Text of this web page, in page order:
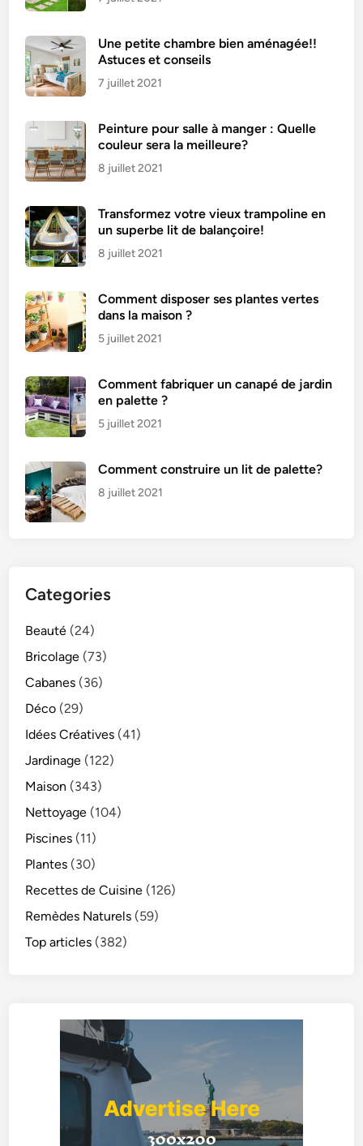
Une petite chambre bien aménagée!!
Astuces et conseils
7 juillet 2021
Peinture pour salle à manger : Quelle
couleur sera la meilleure?
8 juillet 2021
Transformez votre vieux trampoline en
un superbe lit de balançoire!
8 juillet 2021
Comment disposer ses plantes vertes
dans la maison ?
5 juillet 2021
Comment fabriquer un canapé de jardin
en palette ?
5 juillet 2021
Comment construire un lit de palette?
8 juillet 2021
Categories
Beauté (24)
Bricolage (73)
Cabanes (36)
Déco (29)
Idées Créatives (41)
Jardinage (122)
Maison (343)
Nettoyage (104)
Piscines (11)
Plantes (30)
Recettes de Cuisine (126)
Remèdes Naturels (59)
Top articles (382)